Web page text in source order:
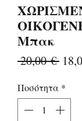
Μπακ
20,00 €
Ποσότητα *